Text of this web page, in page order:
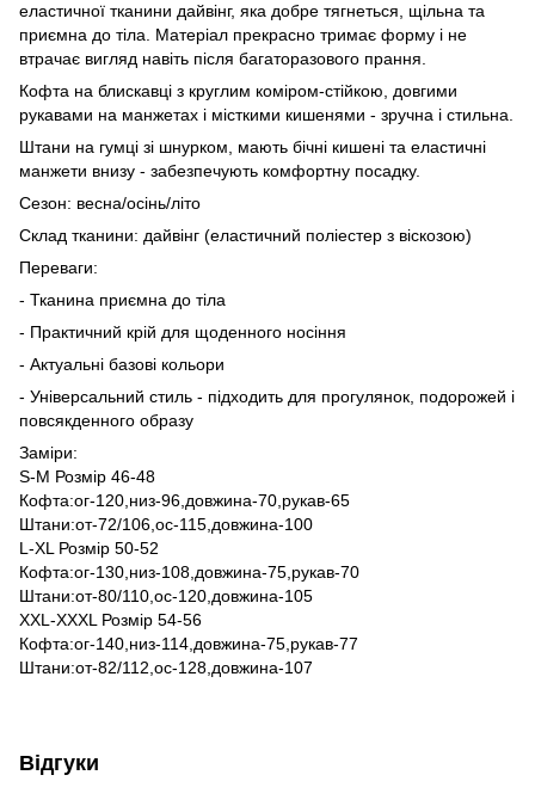
еластичної тканини дайвінг, яка добре тягнеться, щільна та
приємна до тіла. Матеріал прекрасно тримає форму і не
втрачає вигляд навіть після багаторазового прання.
Кофта на блискавці з круглим коміром-стійкою, довгими
рукавами на манжетах і місткими кишенями - зручна і стильна.
Штани на гумці зі шнурком, мають бічні кишені та еластичні
манжети внизу - забезпечують комфортну посадку.
Сезон: весна/осінь/літо
Склад тканини: дайвінг (еластичний поліестер з віскозою)
Переваги:
- Тканина приємна до тіла
- Практичний крій для щоденного носіння
- Актуальні базові кольори
- Універсальний стиль - підходить для прогулянок, подорожей і
повсякденного образу
Заміри:
S-M Розмір 46-48
Кофта:ог-120,низ-96,довжина-70,рукав-65
Штани:от-72/106,ос-115,довжина-100
L-XL Розмір 50-52
Кофта:ог-130,низ-108,довжина-75,рукав-70
Штани:от-80/110,ос-120,довжина-105
XXL-XXXL Розмір 54-56
Кофта:ог-140,низ-114,довжина-75,рукав-77
Штани:от-82/112,ос-128,довжина-107
Відгуки